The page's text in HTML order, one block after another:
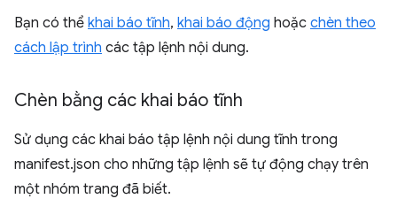
Bạn có thể khai báo tĩnh, khai báo động hoặc chèn theo
cách lập trình các tập lệnh nội dung.
Chèn bằng các khai báo tĩnh
Sử dụng các khai báo tập lệnh nội dung tĩnh trong
manifest.json cho những tập lệnh sẽ tự động chạy trên
một nhóm trang đã biết.